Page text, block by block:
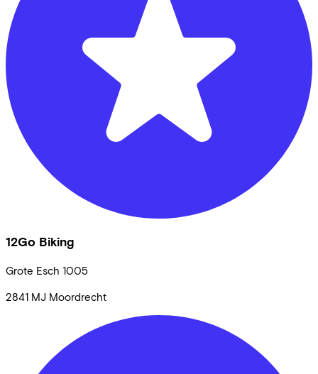
12Go Biking
Grote Esch 1005
2841 MJ Moordrecht